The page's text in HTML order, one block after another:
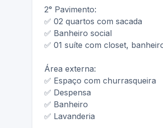
2° Pavimento:
✅ 02 quartos com sacada
✅ Banheiro social
✅ 01 suíte com closet,
Área externa:
✅ Espaço com churrasqueira
✅ Despensa
✅ Banheiro
✅ Lavanderia